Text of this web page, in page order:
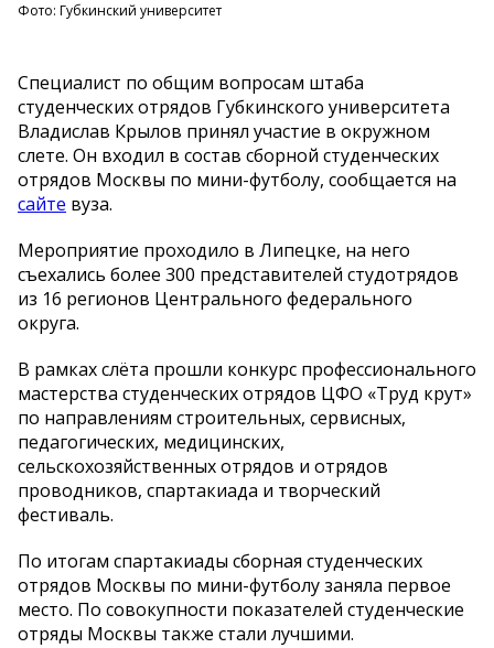
Фото: Губкинский университет
Специалист по общим вопросам штаба
студенческих отрядов Губкинского университета
Владислав Крылов принял участие в окружном
слете. Он входил в состав сборной студенческих
отрядов Москвы по мини-футболу, сообщается на
сайте вуза.
Мероприятие проходило в Липецке, на него
съехались более 300 представителей студотрядов
из 16 регионов Центрального федерального
округа.
В рамках слёта прошли конкурс профессионального
мастерства студенческих отрядов ЦФО «Труд крут»
по направлениям строительных, сервисных,
педагогических, медицинских,
сельскохозяйственных отрядов и отрядов
проводников, спартакиада и творческий
фестиваль.
По итогам спартакиады сборная студенческих
отрядов Москвы по мини-футболу заняла первое
место. По совокупности показателей студенческие
отряды Москвы также стали лучшими.